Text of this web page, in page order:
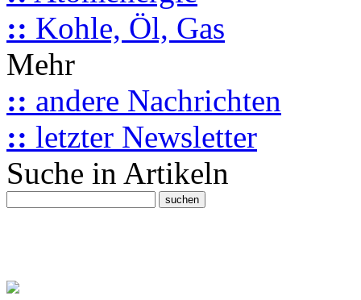
:: Kohle, Öl, Gas
Mehr
:: andere Nachrichten
:: letzter Newsletter
Suche in Artikeln